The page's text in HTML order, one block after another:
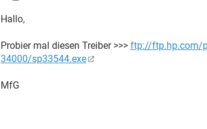
Hallo,
Probier mal diesen Treiber >>> ftp://ftp.hp.com/
34000/sp33544.exe
MfG